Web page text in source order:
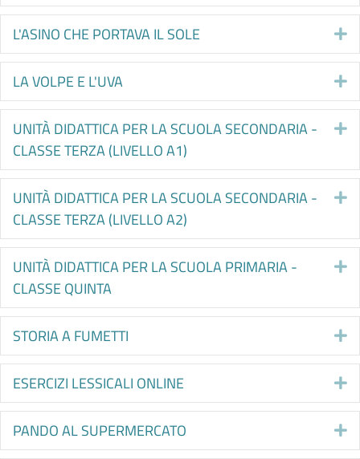
L'ASINO CHE PORTAVA IL SOLE
LA VOLPE E L'UVA
UNITÀ DIDATTICA PER LA SCUOLA SECONDARIA -
CLASSE TERZA (LIVELLO A1)
UNITÀ DIDATTICA PER LA SCUOLA SECONDARIA -
CLASSE TERZA (LIVELLO A2)
UNITÀ DIDATTICA PER LA SCUOLA PRIMARIA -
CLASSE QUINTA
STORIA A FUMETTI
ESERCIZI LESSICALI ONLINE
PANDO AL SUPERMERCATO